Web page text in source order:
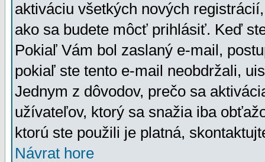
aktiváciu všetkých nových
ako sa budete môcť prihlásiť. Keď
Pokiaľ Vám bol zaslaný e-mail,
pokiaľ ste tento e-mail neobdržali,
Jednym z dôvodov, prečo sa
užívateľov, ktorý sa snažia iba
ktorú ste použili je platná,
Návrat hore